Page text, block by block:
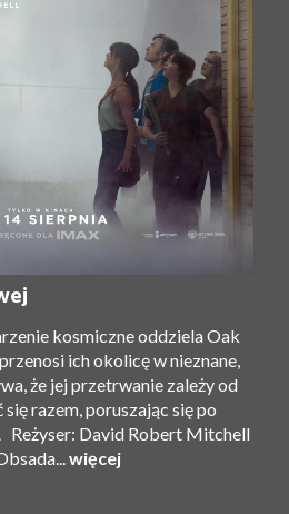
kosmiczne oddziela Oak
ich okolicę w nieznane,
że ​​jej przetrwanie zależy od
razem, poruszając się po
Reżyser: David Robert Mitchell
więcej